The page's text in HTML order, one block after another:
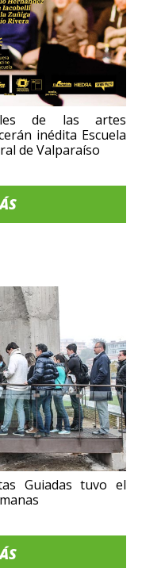
de las artes
inédita Escuela
de Valparaíso
Guiadas tuvo el